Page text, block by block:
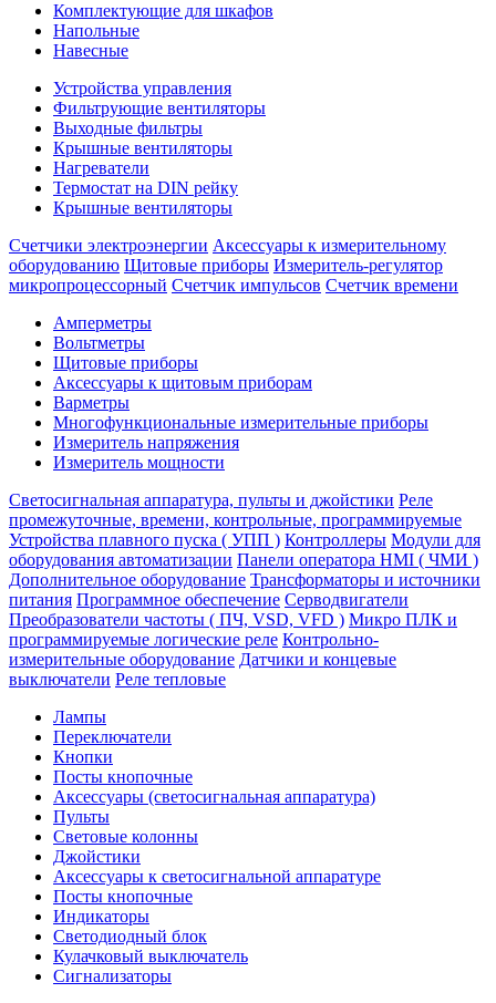
Комплектующие для шкафов
Напольные
Навесные
Устройства управления
Фильтрующие вентиляторы
Выходные фильтры
Крышные вентиляторы
Нагреватели
Термостат на DIN рейку
Крышные вентиляторы
Счетчики электроэнергии Аксессуары к измерительному
оборудованию Щитовые приборы Измеритель-регулятор
микропроцессорный Счетчик импульсов Счетчик времени
Амперметры
Вольтметры
Щитовые приборы
Аксессуары к щитовым приборам
Варметры
Многофункциональные измерительные приборы
Измеритель напряжения
Измеритель мощности
Светосигнальная аппаратура, пульты и джойстики Реле
промежуточные, времени, контрольные, программируемые
Устройства плавного пуска ( УПП ) Контроллеры Модули для
оборудования автоматизации Панели оператора HMI ( ЧМИ )
Дополнительное оборудование Транcформаторы и источники
питания Программное обеспечение Серводвигатели
Преобразователи частоты ( ПЧ, VSD, VFD ) Микро ПЛК и
программируемые логические реле Контрольно-
измерительные оборудование Датчики и концевые
выключатели Реле тепловые
Лампы
Переключатели
Кнопки
Посты кнопочные
Аксессуары (светосигнальная аппаратура)
Пульты
Световые колонны
Джойстики
Аксессуары к светосигнальной аппаратуре
Посты кнопочные
Индикаторы
Светодиодный блок
Кулачковый выключатель
Сигнализаторы